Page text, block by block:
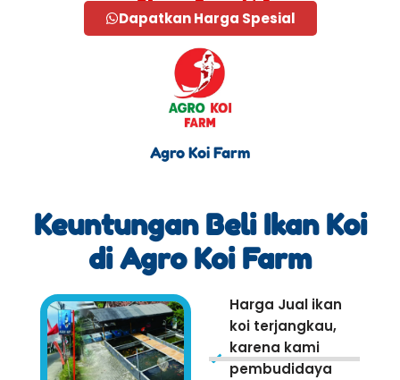
Dapatkan Harga Spesial
Agro Koi Farm
Keuntungan Beli Ikan Koi
di Agro Koi Farm
Harga Jual ikan
koi terjangkau,
karena kami
pembudidaya